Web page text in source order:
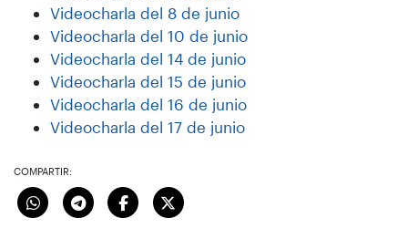
Videocharla del 8 de junio
Videocharla del 10 de junio
Videocharla del 14 de junio
Videocharla del 15 de junio
Videocharla del 16 de junio
Videocharla del 17 de junio
COMPARTIR: